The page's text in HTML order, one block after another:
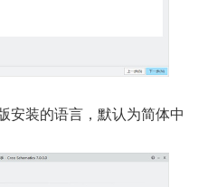
安装的语言，默认为简体中